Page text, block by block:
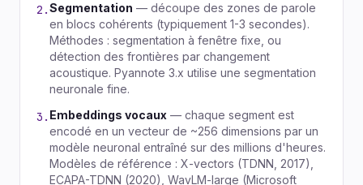
2.Segmentation — découpe des zones de parole
en blocs cohérents (typiquement 1-3 secondes).
Méthodes : segmentation à fenêtre fixe, ou
détection des frontières par changement
acoustique. Pyannote 3.x utilise une segmentation
neuronale fine.
3. Embeddings vocaux — chaque segment est
encodé en un vecteur de ~256 dimensions par un
modèle neuronal entraîné sur des millions d'heures.
Modèles de référence : X-vectors (TDNN, 2017),
ECAPA-TDNN (2020), WavLM-large (Microsoft